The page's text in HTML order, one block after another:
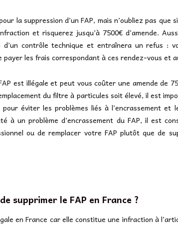
la suppression d’un FAP, mais n’oubliez pas que
et risquerez jusqu’à 7500€ d’amende.
d’un contrôle technique et entraînera un refus :
les frais correspondant à ces rendez-vous et
est illégale et peut vous coûter une amende de
du filtre à particules soit élevé, il est
éviter les problèmes liés à l’encrassement et
à un problème d’encrassement du FAP, il est
ou de remplacer votre FAP plutôt que de
supprimer le FAP en France ?
en France car elle constitue une infraction à